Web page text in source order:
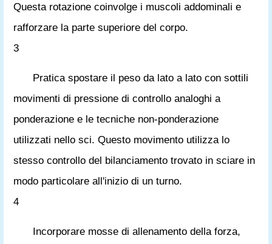
Questa rotazione coinvolge i muscoli addominali e
rafforzare la parte superiore del corpo.
3
Pratica spostare il peso da lato a lato con sottili
movimenti di pressione di controllo analoghi a
ponderazione e le tecniche non-ponderazione
utilizzati nello sci. Questo movimento utilizza lo
stesso controllo del bilanciamento trovato in sciare in
modo particolare all'inizio di un turno.
4
Incorporare mosse di allenamento della forza,